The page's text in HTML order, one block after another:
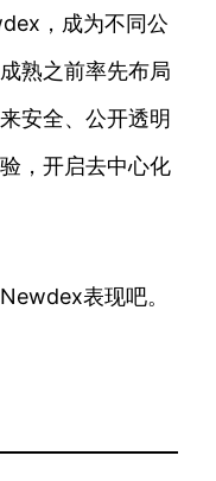
，成为不同公
熟之前率先布局
安全、公开透明
，开启去中心化
表现吧。